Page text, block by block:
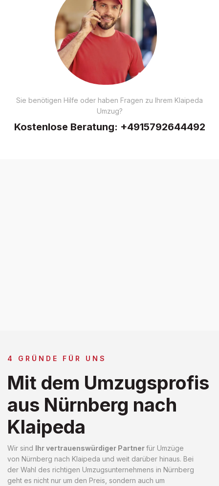
Sie benötigen Hilfe oder haben Fragen zu Ihrem Klaipeda
Umzug?
Kostenlose Beratung: +4915792644492
4 GRÜNDE FÜR UNS
Mit dem Umzugsprofis
aus Nürnberg nach
Klaipeda
Wir sind Ihr vertrauenswürdiger Partnerfür Umzüge
von Nürnberg nach Klaipeda und weit darüber hinaus. Bei
der Wahl des richtigen Umzugsunternehmens in Nürnberg
geht es nicht nur um den Preis, sondern auch um